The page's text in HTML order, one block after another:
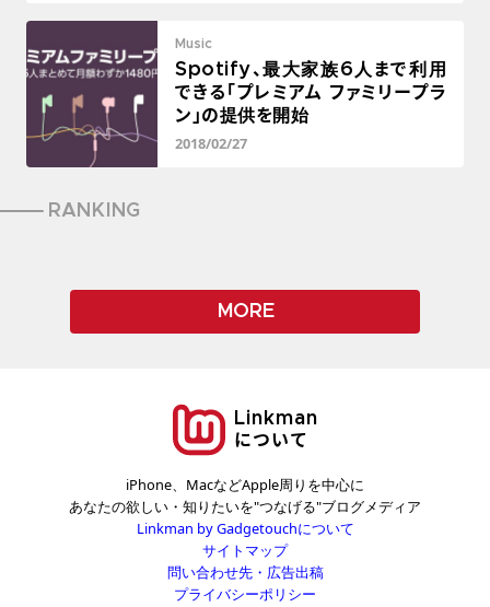
Music
Spotify、最大家族6人まで利用
できる「プレミアム ファミリープラ
ン」の提供を開始
2018/02/27
RANKING
MORE
Linkman
について
iPhone、MacなどApple周りを中心に
あなたの欲しい・知りたいを"つなげる"ブログメディア
Linkman by Gadgetouchについて
サイトマップ
問い合わせ先・広告出稿
プライバシーポリシー